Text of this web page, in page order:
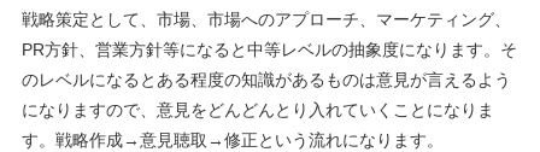
戦略策定として、市場、市場へのアプローチ、マーケティング、
PR方針、営業方針等になると中等レベルの抽象度になります。そ
のレベルになるとある程度の知識があるものは意見が言えるよう
になりますので、意見をどんどんとり入れていくことになりま
す。戦略作成→意見聴取→修正という流れになります。